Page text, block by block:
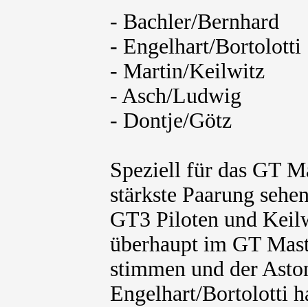
- Bachler/Bernhard
- Engelhart/Bortolotti
- Martin/Keilwitz
- Asch/Ludwig
- Dontje/Götz
Speziell für das GT
stärkste Paarung
GT3 Piloten und
überhaupt im GT
stimmen und der
Engelhart/Bortolotti